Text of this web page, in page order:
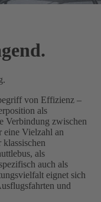
von Effizienz –
als
Verbindung zwischen
eine Vielzahl an
als
auch als
eignet sich
und